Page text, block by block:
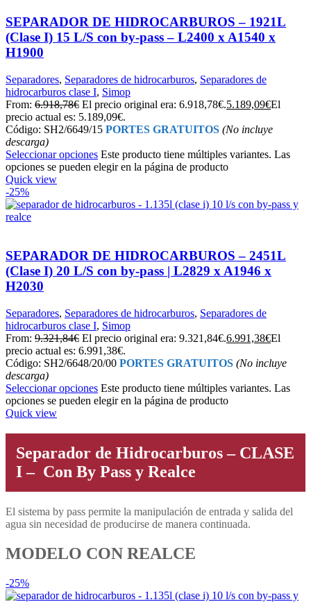
SEPARADOR DE HIDROCARBUROS – 1921L
(Clase I) 15 L/S con by-pass – L2400 x A1540 x
H1900
Separadores, Separadores de hidrocarburos, Separadores de
hidrocarburos clase I, Simop
From: 6.918,78€ El precio original era: 6.918,78€.5.189,09€El
precio actual es: 5.189,09€.
Código: SH2/6649/15 PORTES GRATUITOS (No incluye
descarga)
Seleccionar opciones Este producto tiene múltiples variantes. Las
opciones se pueden elegir en la página de producto
Quick view
-25%
SEPARADOR DE HIDROCARBUROS – 2451L
(Clase I) 20 L/S con by-pass | L2829 x A1946 x
H2030
Separadores, Separadores de hidrocarburos, Separadores de
hidrocarburos clase I, Simop
From: 9.321,84€ El precio original era: 9.321,84€.6.991,38€El
precio actual es: 6.991,38€.
Código: SH2/6648/20/00 PORTES GRATUITOS (No incluye
descarga)
Seleccionar opciones Este producto tiene múltiples variantes. Las
opciones se pueden elegir en la página de producto
Quick view
Separador de Hidrocarburos – CLASE
I – Con By Pass y Realce
El sistema by pass permite la manipulación de entrada y salida del
agua sin necesidad de producirse de manera continuada.
MODELO CON REALCE
-25%